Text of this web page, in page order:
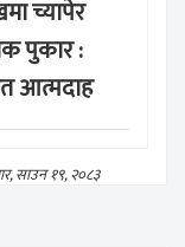
च्यापेर
पुकार :
आत्मदाह
साउन १९, २०८३